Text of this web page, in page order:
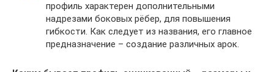
профиль характерен дополнительными
надрезами боковых рёбер, для повышения
гибкости. Как следует из названия, его главное
предназначение – создание различных арок.